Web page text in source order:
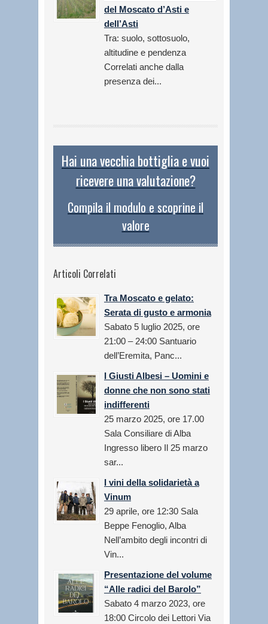
del Moscato d’Asti e
dell’Asti
Tra: suolo, sottosuolo,
altitudine e pendenza
Correlati anche dalla
presenza dei...
Hai una vecchia bottiglia e vuoi
ricevere una valutazione?
Compila il modulo e scoprine il
valore
Articoli Correlati
Tra Moscato e gelato:
Serata di gusto e armonia
Sabato 5 luglio 2025, ore
21:00 – 24:00 Santuario
dell’Eremita, Panc...
I Giusti Albesi – Uomini e
donne che non sono stati
indifferenti
25 marzo 2025, ore 17.00
Sala Consiliare di Alba
Ingresso libero Il 25 marzo
sar...
I vini della solidarietà a
Vinum
29 aprile, ore 12:30 Sala
Beppe Fenoglio, Alba
Nell’ambito degli incontri di
Vin...
Presentazione del volume
“Alle radici del Barolo”
Sabato 4 marzo 2023, ore
18:00 Circolo dei Lettori Via